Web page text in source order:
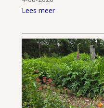
Lees meer